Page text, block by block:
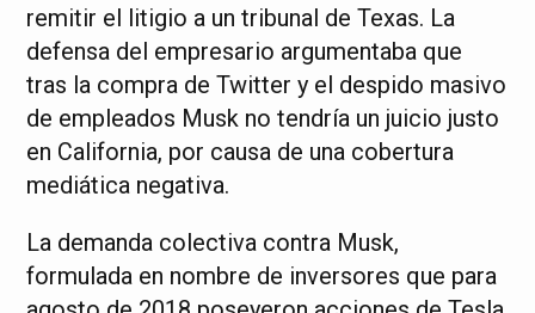
remitir el litigio a un tribunal de Texas. La
defensa del empresario argumentaba que
tras la compra de Twitter y el despido masivo
de empleados Musk no tendría un juicio justo
en California, por causa de una cobertura
mediática negativa.
La demanda colectiva contra Musk,
formulada en nombre de inversores que para